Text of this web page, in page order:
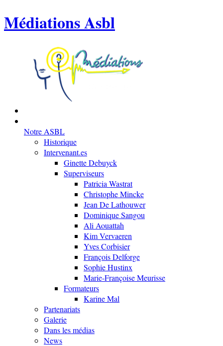
Médiations Asbl
Notre ASBL
Historique
Intervenant.es
Ginette Debuyck
Superviseurs
Patricia Wastrat
Christophe Mincke
Jean De Lathouwer
Dominique Sangou
Ali Aouattah
Kim Vervaeren
Yves Corbisier
François Delforge
Sophie Hustinx
Marie-Françoise Meurisse
Formateurs
Karine Mal
Partenariats
Galerie
Dans les médias
News